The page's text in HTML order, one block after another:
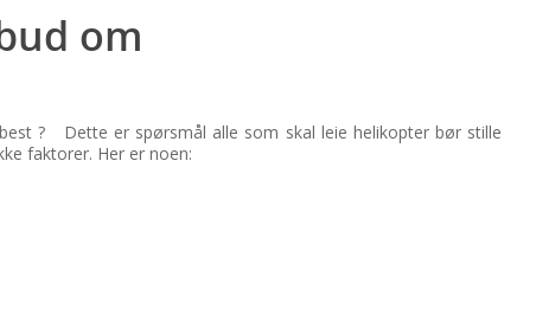
om
? Dette er spørsmål alle som skal leie helikopter bør stille
faktorer. Her er noen: